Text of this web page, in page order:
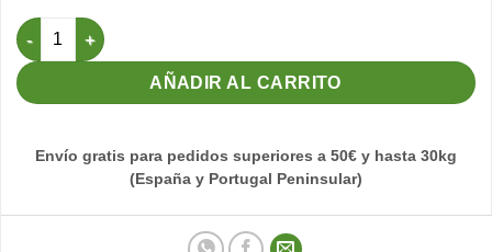
Vitazim 250 ml (Vitaminas + Aminoácidos) cantidad
AÑADIR AL CARRITO
Envío gratis para pedidos superiores a 50€ y hasta 30kg
(España y Portugal Peninsular)